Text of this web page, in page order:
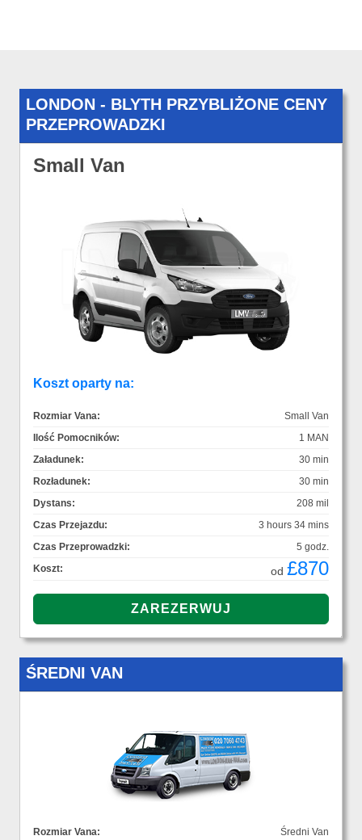
LONDON - BLYTH PRZYBLIŻONE CENY
PRZEPROWADZKI
Small Van
Koszt oparty na:
Rozmiar Vana:
Small Van
Ilość Pomocników:
1 MAN
Załadunek:
30 min
Rozładunek:
30 min
Dystans:
208 mil
Czas Przejazdu:
3 hours 34 mins
Czas Przeprowadzki:
5 godz.
Koszt:
od £870
ŚREDNI VAN
Rozmiar Vana:
Średni Van